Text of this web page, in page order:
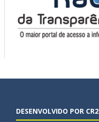
DESENVOLVIDO POR CR2